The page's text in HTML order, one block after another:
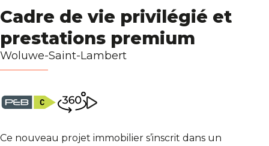
A louer
Projets neufs
Cadre de vie privilégié et
prestations premium
Woluwe-Saint-Lambert
Ce nouveau projet immobilier s’inscrit dans un